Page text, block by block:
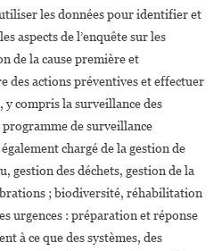
les données pour identifier et
aspects de l’enquête sur les
de la cause première et
des actions préventives et effectuer
y compris la surveillance des
de surveillance
chargé de la gestion de
gestion des déchets, gestion de la
; biodiversité, réhabilitation
urgences : préparation et réponse
à ce que des systèmes, des